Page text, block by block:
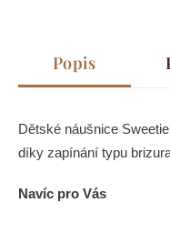
Popis
Dětské náušnice
díky zapínání typu
Navíc pro Vás